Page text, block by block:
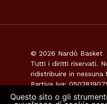
© 2026 Nardò Basket
Tutti i diritti riservati.
ridistribuire in nessuna
Partiva Iva:
Questo sito o gli